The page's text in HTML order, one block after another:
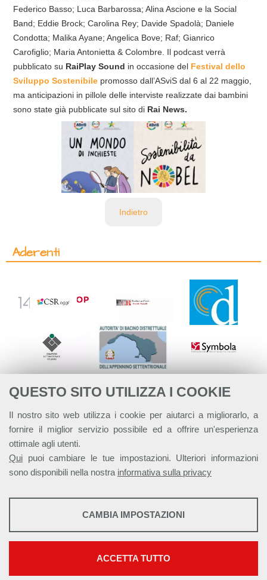
QUESTO SITO UTILIZZA I COOKIE
Il nostro sito web utilizza i cookie per aiutarci a migliorarlo, a
fornire il miglior servizio possibile ed a offrire un'esperienza
ottimale agli utenti.
Qui puoi cambiare le tue impostazioni. Ulteriori informazioni
sono disponibili nella nostra informativa sulla privacy
STATISTICHE
Mostra maggiori informazioni
Google Analytics
CAMBIA IMPOSTAZIONI
ACCETTA TUTTO
Federico Basso; Luca Barbarossa; Alina Ascione e la Social
Band; Eddie Brock; Carolina Rey; Davide Spadolà; Daniele
Condotta; Malika Ayane; Angelica Bove; Raf; Gianrico
Carofiglio; Maria Antonietta & Colombre. Il podcast verrà
pubblicato su RaiPlay Sound in occasione del Festival dello
Sviluppo Sostenibile promosso dall’ASviS dal 6 al 22 maggio,
ma anticipazioni in pillole delle interviste realizzate dai bambini
sono state già pubblicate sul sito di Rai News.
Indietro
Aderenti
Alleanza Italiana per lo Sviluppo Sostenibile - ASviS